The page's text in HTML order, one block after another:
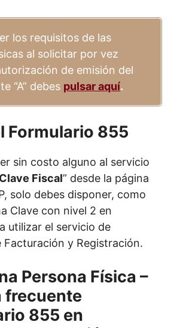
los requisitos de las
al solicitar por vez
de emisión del
“A” debes pulsar aquí.
Formulario 855
sin costo alguno al servicio
Fiscal” desde la página
solo debes disponer, como
Clave con nivel 2 en
utilizar el servicio de
Facturación y Registración.
Persona Física –
frecuente